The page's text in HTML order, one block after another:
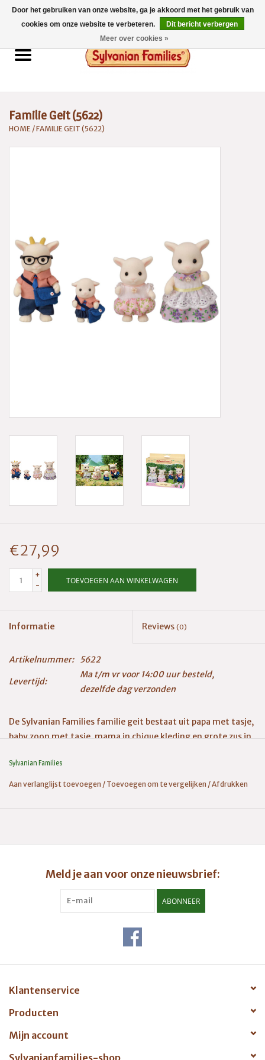
0 Artikelen - €0,00
Home
Catalogus 2026
Familie Geit (5622)
HOME /FAMILIE GEIT (5622)
€27,99
+
-
TOEVOEGEN AAN WINKELWAGEN
Informatie Reviews (0)
Artikelnummer: 5622
Levertijd:
Ma t/m vr voor 14:00 uur besteld,
dezelfde dag verzonden
De Sylvanian Families familie geit bestaat uit papa met tasje,
baby zoon met tasje, mama in chique kleding en grote zus in
Sylvanian Families
Aan verlanglijst toevoegen / Toevoegen om te vergelijken /Afdrukken
Meld je aan voor onze nieuwsbrief:
ABONNEER
Klantenservice
Producten
Mijn account
Door het gebruiken van onze website, ga je akkoord met het gebruik van
cookies om onze website te verbeteren.
Dit bericht verbergen
Meer over cookies »